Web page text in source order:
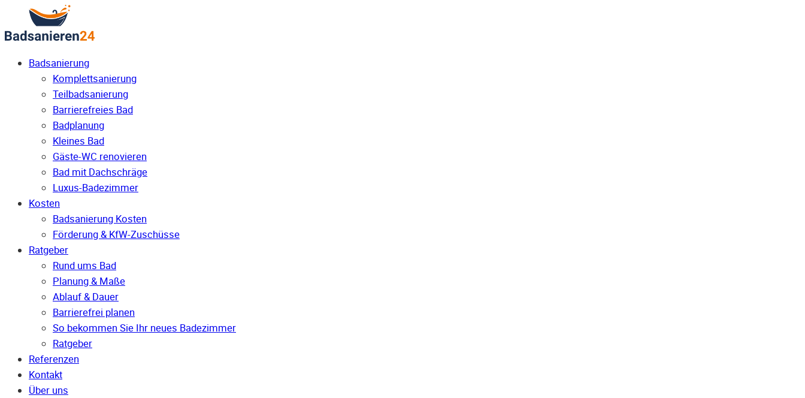
Badsanierung
Komplettsanierung
Teilbadsanierung
Barrierefreies Bad
Badplanung
Kleines Bad
Gäste-WC renovieren
Bad mit Dachschräge
Luxus-Badezimmer
Kosten
Badsanierung Kosten
Förderung & KfW-Zuschüsse
Ratgeber
Rund ums Bad
Planung & Maße
Ablauf & Dauer
Barrierefrei planen
So bekommen Sie Ihr neues Badezimmer
Ratgeber
Referenzen
Kontakt
Über uns